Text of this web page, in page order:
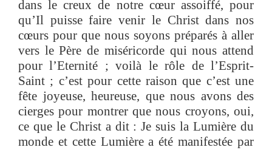
dans le creux de notre cœur assoiffé, pour
qu’Il puisse faire venir le Christ dans nos
cœurs pour que nous soyons préparés à aller
vers le Père de miséricorde qui nous attend
pour l’Eternité ; voilà le rôle de l’Esprit-
Saint ; c’est pour cette raison que c’est une
fête joyeuse, heureuse, que nous avons des
cierges pour montrer que nous croyons, oui,
ce que le Christ a dit : Je suis la Lumière du
monde et cette Lumière a été manifestée par